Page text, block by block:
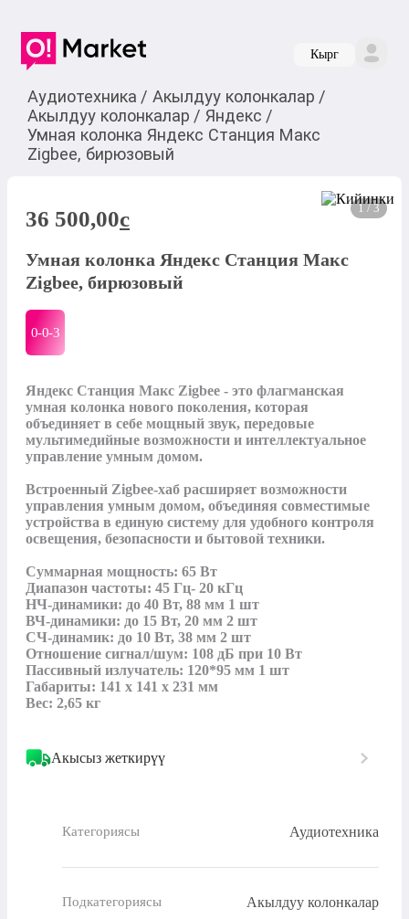
Кырг
Аудиотехника / Акылдуу колонкалар /
Акылдуу колонкалар / Яндекс /
Умная колонка Яндекс Станция Макс
Zigbee, бирюзовый
1 / 3
36 500,00c
Умная колонка Яндекс Станция Макс
Zigbee, бирюзовый
0-0-3
Яндекс Станция Макс Zigbee - это флагманская
умная колонка нового поколения, которая
объединяет в себе мощный звук, передовые
мультимедийные возможности и интеллектуальное
управление умным домом.
Встроенный Zigbee-хаб расширяет возможности
управления умным домом, объединяя совместимые
устройства в единую систему для удобного контроля
освещения, безопасности и бытовой техники.
Суммарная мощность: 65 Вт
Диапазон частоты: 45 Гц- 20 кГц
НЧ-динамики: до 40 Вт, 88 мм 1 шт
ВЧ-динамики: до 15 Вт, 20 мм 2 шт
СЧ-динамик: до 10 Вт, 38 мм 2 шт
Отношение сигнал/шум: 108 дБ при 10 Вт
Пассивный излучатель: 120*95 мм 1 шт
Габариты: 141 x 141 x 231 мм
Вес: 2,65 кг
Акысыз жеткирүү
Категориясы Аудиотехника
Подкатегориясы Акылдуу колонкалар